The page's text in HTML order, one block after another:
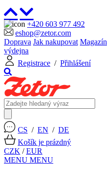
+420 603 977 492
eshop@zetor.com
Doprava Jak nakupovat Magazín
výdejna
Registrace / Přihlášení
CS / EN / DE
Košík je prázdný
CZK /EUR
MENU MENU